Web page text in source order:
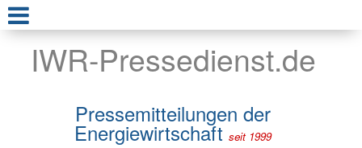
IWR-Pressedienst.de
Pressemitteilungen der
Energiewirtschaft seit 1999